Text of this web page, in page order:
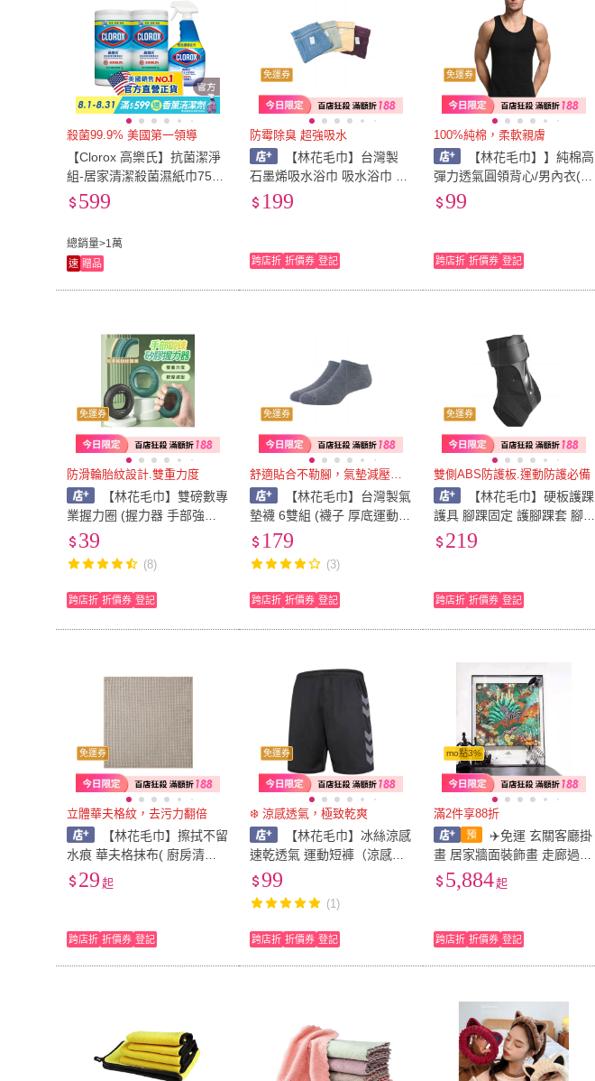
殺菌99.9% 美國第一領導
【Clorox 高樂氏】抗菌潔淨
組-居家清潔殺菌濕紙巾75片
x2+萬用強力去汙清潔劑-雨
總銷量>1萬
599
速 贈品
免運券
防霉除臭 超強吸水
【林花毛巾】台灣製
石墨烯吸水浴巾 吸水浴巾 薄
浴巾 純棉浴巾 抗菌防臭 小
199
跨店折 折價券 登記
免運券
100%純棉，柔軟親膚
【林花毛巾】】純棉高
彈力透氣圓領背心/男內衣(零
螢光劑/吸濕排汗/運動內搭皆
99
跨店折 折價券 登記
免運券
防滑輪胎紋設計.雙重力度
【林花毛巾】雙磅數專
業握力圈 (握力器 手部強化
器 矽膠握力球 手指鍛鍊工具
部運動器材 握力訓練器)
39
(8)
跨店折 折價券 登記
免運券
舒適貼合不勒腳，氣墊減壓抗震
【林花毛巾】台灣製氣
墊襪 6雙組 (襪子 厚底運動襪
1/2襪 船型襪 透氣排汗 彈力
襪 運動襪)
179
(3)
跨店折 折價券 登記
免運券
雙側ABS防護板.運動防護必備
【林花毛巾】硬板護踝
護具 腳踝固定 護腳踝套 腳
踝護套 運動護踝 護腳踝 腳
219
跨店折 折價券 登記
免運券
立體華夫格紋，去污力翻倍
【林花毛巾】擦拭不留
水痕 華夫格抹布( 廚房清潔
布 吸水抹布 洗碗布 擦桌布
擦玻璃布 強力去污抹布 不掉
29 起
跨店折 折價券 登記
免運券
❄️ 涼感透氣，極致乾爽
【林花毛巾】冰絲涼感
速乾透氣 運動短褲（涼感短
褲 冰絲短褲 休閒短褲 運動
大尺碼短褲 高彈力短褲）
99
(1)
跨店折 折價券 登記
mo點3%
滿2件享88折
✈️免運 玄關客廳掛
畫 居家牆面裝飾畫 走廊過道
藝術畫 叢林斑馬絲巾畫 6面
亞克力畫框裝裱別墅大廳掛
5,884起
跨店折 折價券 登記